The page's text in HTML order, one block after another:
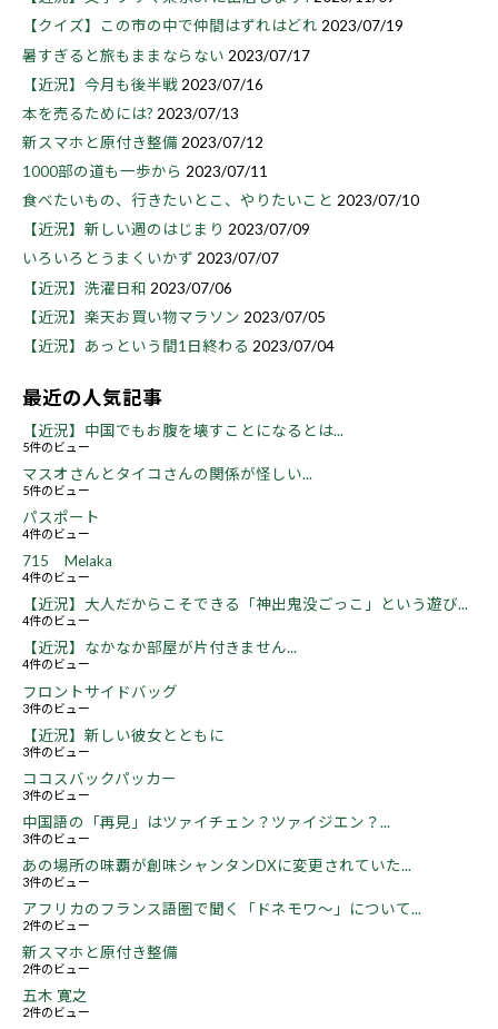
【クイズ】この市の中で仲間はずれはどれ 2023/07/19
暑すぎると旅もままならない 2023/07/17
【近況】今月も後半戦 2023/07/16
本を売るためには? 2023/07/13
新スマホと原付き整備 2023/07/12
1000部の道も一歩から 2023/07/11
食べたいもの、行きたいとこ、やりたいこと 2023/07/10
【近況】新しい週のはじまり 2023/07/09
いろいろとうまくいかず 2023/07/07
【近況】洗濯日和 2023/07/06
【近況】楽天お買い物マラソン 2023/07/05
【近況】あっという間1日終わる 2023/07/04
最近の人気記事
【近況】中国でもお腹を壊すことになるとは...
5件のビュー
マスオさんとタイコさんの関係が怪しい...
5件のビュー
パスポート
4件のビュー
715 Melaka
4件のビュー
【近況】大人だからこそできる「神出鬼没ごっこ」という遊び...
4件のビュー
【近況】なかなか部屋が片付きません...
4件のビュー
フロントサイドバッグ
3件のビュー
【近況】新しい彼女とともに
3件のビュー
ココスバックパッカー
3件のビュー
中国語の「再見」はツァイチェン？ツァイジエン？...
3件のビュー
あの場所の味覇が創味シャンタンDXに変更されていた...
3件のビュー
アフリカのフランス語圏で聞く「ドネモワ～」について...
2件のビュー
新スマホと原付き整備
2件のビュー
五木 寛之
2件のビュー